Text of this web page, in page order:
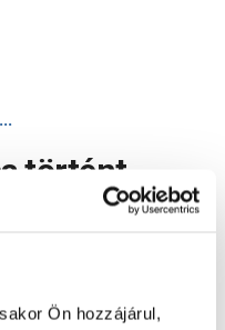
Ön hozzájárul,
történt